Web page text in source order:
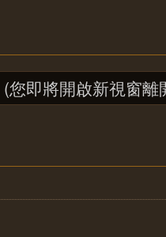
(您即將開啟新視窗離